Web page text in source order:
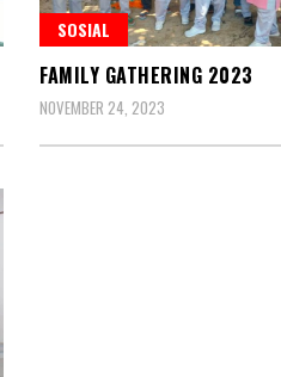
SOSIAL
FAMILY GATHERING 2023
NOVEMBER 24, 2023